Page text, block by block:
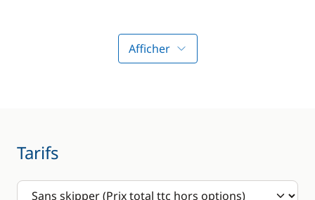
Loch - Speedo
Divers
Afficher
Tarifs